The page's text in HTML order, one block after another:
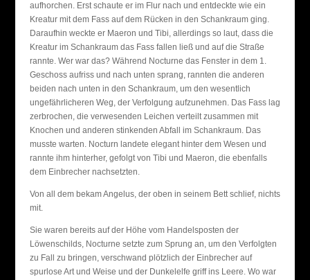
aufhorchen. Erst schaute er im Flur nach und entdeckte wie ein
Kreatur mit dem Fass auf dem Rücken in den Schankraum ging.
Daraufhin weckte er Maeron und Tibi, allerdings so laut, dass die
Kreatur im Schankraum das Fass fallen ließ und auf die Straße
rannte. Wer war das? Während Nocturne das Fenster in dem 1.
Geschoss aufriss und nach unten sprang, rannten die anderen
beiden nach unten in den Schankraum, um den wesentlich
ungefährlicheren Weg, der Verfolgung aufzunehmen. Das Fass lag
zerbrochen, die verwesenden Leichen verteilt zusammen mit
Knochen und anderen stinkenden Abfall im Schankraum. Das
musste warten. Nocturn landete elegant hinter dem Wesen und
rannte ihm hinterher, gefolgt von Tibi und Maeron, die ebenfalls
dem Einbrecher nachsetzten.
Von all dem bekam Angelus, der oben in seinem Bett schlief, nichts
mit.
Sie waren bereits auf der Höhe vom Handelsposten der
Löwenschilds, Nocturne setzte zum Sprung an, um den Verfolgten
zu Fall zu bringen, verschwand plötzlich der Einbrecher auf
spurlose Art und Weise und der Dunkelelfe griff ins Leere. Wo war